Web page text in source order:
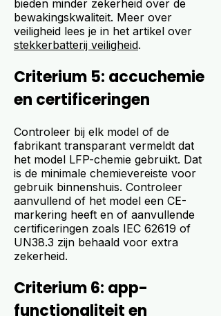
bieden minder zekerheid over de
bewakingskwaliteit. Meer over
veiligheid lees je in het artikel over
stekkerbatterij veiligheid.
Criterium 5: accuchemie
en certificeringen
Controleer bij elk model of de
fabrikant transparant vermeldt dat
het model LFP-chemie gebruikt. Dat
is de minimale chemievereiste voor
gebruik binnenshuis. Controleer
aanvullend of het model een CE-
markering heeft en of aanvullende
certificeringen zoals IEC 62619 of
UN38.3 zijn behaald voor extra
zekerheid.
Criterium 6: app-
functionaliteit en